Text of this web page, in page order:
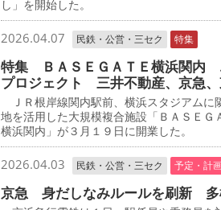
し」を開始した。
2026.04.07 民鉄・公営・三セク 特集
特集 ＢＡＳＥＧＡＴＥ横浜関内
プロジェクト 三井不動産、京急
ＪＲ根岸線関内駅前、横浜スタジアムに
地を活用した大規模複合施設「ＢＡＳＥＧ
横浜関内」が３月１９日に開業した。
2026.04.03 民鉄・公営・三セク 予定・計
京急 身だしなみルールを刷新 多